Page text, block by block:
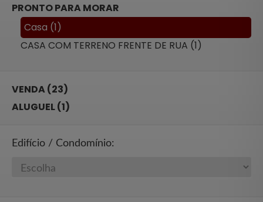
PRONTO PARA MORAR
Casa (1)
CASA COM TERRENO FRENTE DE RUA (1)
VENDA (23)
ALUGUEL (1)
Edifício / Condomínio: